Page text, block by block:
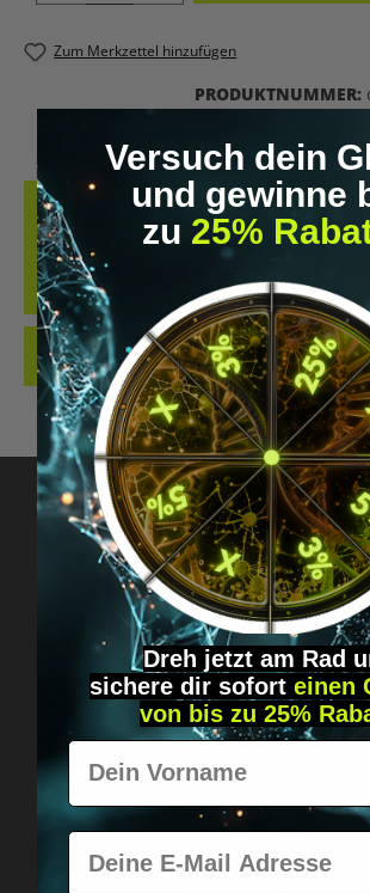
Zum Merkzettel hinzufügen
PRODUKTNUMMER:
BESCHREIBUNG
LET’S BIOHACK THE PLANET! – BIOHACKING
T-SHIRT VERBINDET EIN STARKES STATEMENT
QUALI…MEHR
BEWERTUNGEN
Fragen? Schreib uns!
Diskret, direkt
persönlich.
Versuch dein
und gewinne
zu 25%
Dreh jetzt am Rad
sichere dir sofort einen
von bis zu 25%
Vorname
E-Mail